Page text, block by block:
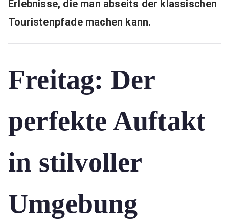
Erlebnisse, die man abseits der klassischen
Touristenpfade machen kann.
Freitag: Der
perfekte Auftakt
in stilvoller
Umgebung